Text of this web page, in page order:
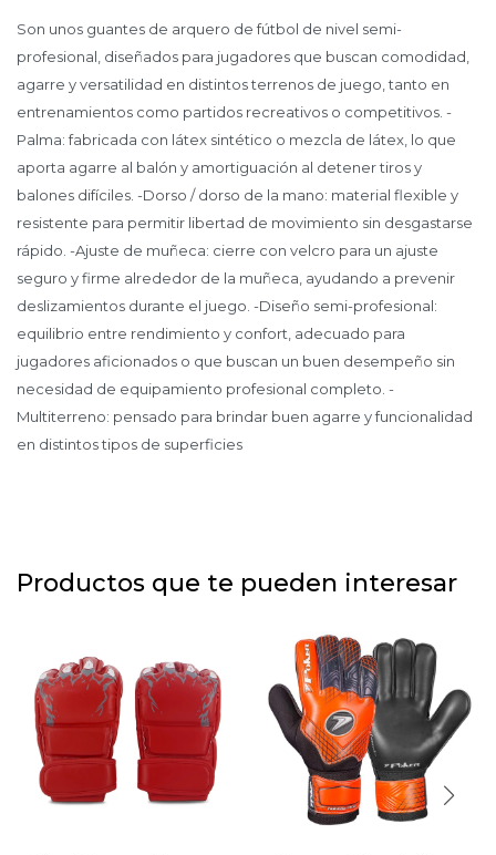
Son unos guantes de arquero de fútbol de nivel semi-
profesional, diseñados para jugadores que buscan comodidad,
agarre y versatilidad en distintos terrenos de juego, tanto en
entrenamientos como partidos recreativos o competitivos. -
Palma: fabricada con látex sintético o mezcla de látex, lo que
aporta agarre al balón y amortiguación al detener tiros y
balones difíciles. -Dorso / dorso de la mano: material flexible y
resistente para permitir libertad de movimiento sin desgastarse
rápido. -Ajuste de muñeca: cierre con velcro para un ajuste
seguro y firme alrededor de la muñeca, ayudando a prevenir
deslizamientos durante el juego. -Diseño semi-profesional:
equilibrio entre rendimiento y confort, adecuado para
jugadores aficionados o que buscan un buen desempeño sin
necesidad de equipamiento profesional completo. -
Multiterreno: pensado para brindar buen agarre y funcionalidad
en distintos tipos de superficies
Productos que te pueden interesar